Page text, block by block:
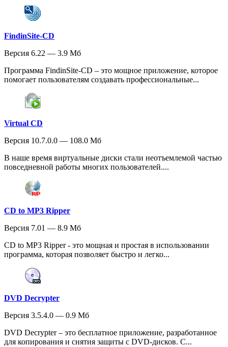
FindinSite-CD
Версия 6.22 — 3.9 Мб
Программа FindinSite-CD – это мощное приложение, которое
помогает пользователям создавать профессиональные...
Virtual CD
Версия 10.7.0.0 — 108.0 Мб
В наше время виртуальные диски стали неотъемлемой частью
повседневной работы многих пользователей....
CD to MP3 Ripper
Версия 7.01 — 8.9 Мб
CD to MP3 Ripper - это мощная и простая в использовании
программа, которая позволяет быстро и легко...
DVD Decrypter
Версия 3.5.4.0 — 0.9 Мб
DVD Decrypter – это бесплатное приложение, разработанное
для копирования и снятия защиты с DVD-дисков. С...